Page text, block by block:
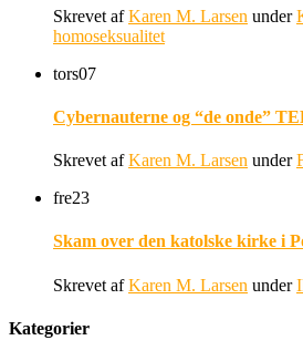
Skrevet afKaren M. Larsen under
homoseksualitet
tors07
Cybernauterne og “de onde”
Skrevet afKaren M. Larsen under
fre23
Skam over den katolske kirke i
Skrevet afKaren M. Larsen under
Kategorier